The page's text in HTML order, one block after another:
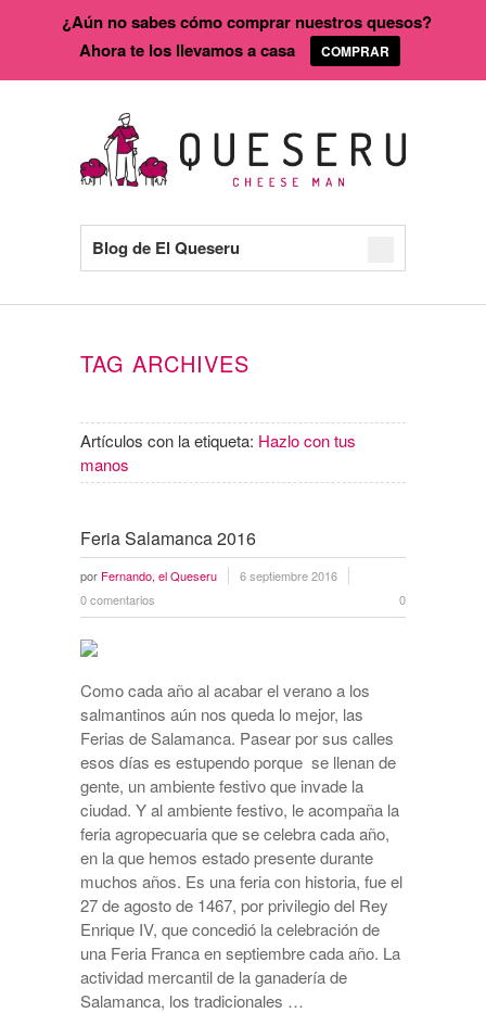
Blog de El Queseru
TAG ARCHIVES
Artículos con la etiqueta: Hazlo con tus
manos
Feria Salamanca 2016
por Fernando, el Queseru
6 septiembre 2016
0 comentarios
0
Como cada año al acabar el verano a los
salmantinos aún nos queda lo mejor, las
Ferias de Salamanca. Pasear por sus calles
esos días es estupendo porque se llenan de
gente, un ambiente festivo que invade la
ciudad. Y al ambiente festivo, le acompaña la
feria agropecuaria que se celebra cada año,
en la que hemos estado presente durante
muchos años. Es una feria con historia, fue el
27 de agosto de 1467, por privilegio del Rey
Enrique IV, que concedió la celebración de
una Feria Franca en septiembre cada año. La
actividad mercantil de la ganadería de
Salamanca, los tradicionales …
¿Aún no sabes cómo comprar nuestros quesos?
Ahora te los llevamos a casa
COMPRAR